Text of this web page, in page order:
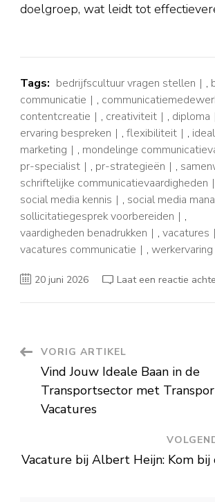
doelgroep, wat leidt tot
Tags: bedrijfscultuur vragen stellen ,
communicatie
,
contentcreatie
, creativiteit , diploma
ervaring bespreken
, flexibiliteit ,
marketing
, mondelinge
pr-specialist
, pr-strategieën ,
schriftelijke communicatievaardigheden
social media kennis
, social media
sollicitatiegesprek voorbereiden
,
vaardigheden benadrukken
, vacatures
vacatures communicatie
, werkervaring
20 juni 2026 Laat een reactie
Berichtnavigatie
VORIG ARTIKEL
Vind Jouw Ideale Baan in de
Transportsector met
Vacatures
Vacature bij Albert Heijn: Kom bij